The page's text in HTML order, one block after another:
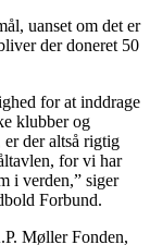
uanset om det er
der doneret 50
for at inddrage
klubber og
der altså rigtig
for vi har
i verden,” siger
Forbund.
Møller Fonden,